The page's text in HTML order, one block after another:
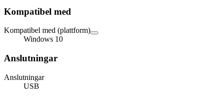
Kompatibel med
Kompatibel med (plattform)
Windows 10
Anslutningar
Anslutningar
USB